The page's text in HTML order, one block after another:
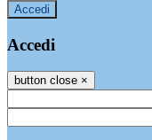
Accedi
Accedi
button close ×